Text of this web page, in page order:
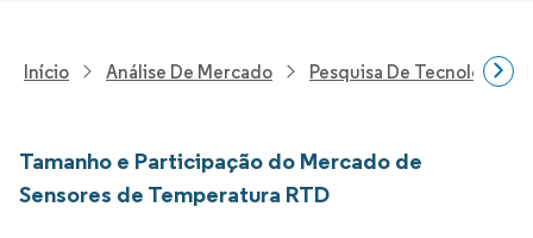
Início Análise De Mercado Pesquisa De Tecnologia,
Tamanho e Participação do Mercado de
Sensores de Temperatura RTD